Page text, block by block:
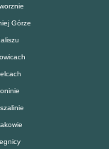
Górze